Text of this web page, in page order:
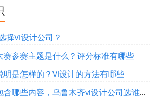
择VI设计公司？
赛参赛主题是什么？评分标准有哪些
明是怎样的？VI设计的方法有哪些
哪些内容，乌鲁木齐vi设计公司选谁好？